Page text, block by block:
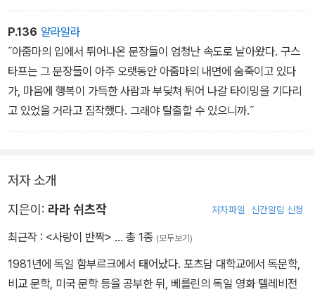
“에릭, 당신은 지나치게 경직된 데다 뻣뻣해. 나는 다시 춤을 추고 싶
다고!”
급기야 엄마는 어제저녁에 이렇게 고함을 질렀다.
“그게 뭐가 어려워? 나랑 같이 춤추러 가.”
아빠가 다급하게 대꾸하자 엄마가 다시 목소리를 높였다.
았다. 엄마가 안방 문을 휙 열어젖히고 나가서 부엌문을 세차게 여닫
는 소리만 들려올 뿐이었다.
그때 구스타프는 생각지도 못한 행동을 했다. 나중에야 자기가 왜 그
랬는지 의아하게 여겼지만 정작 그 순간에는 아무 생각이 없었다. 먼
저 등을 쭉 펴고 공기를 크게 들이마셨다. 공기가 배 안에서 퍼지는 게
느껴지는 순간, 욘테와 엘리아스 쪽으로 고개를 돌리고서 번개처럼
빠르게 입을 열었다. 그때 터져 나온 것은 평범한 트림이 아니었다. 그
야말로 사자가 포효하는 소리였다. 구스타프의 입에서 나온, 엄청나
노려보았다. 문도 이마를 유리창에서 떼고 구스타프를 바라보았다.
구스타프의 포효가 멋지다고 생각하는지 어떤지는 알 수 없었다. 하
느낄 수 있었다.
(중략)
내릴 정류장이 가까워졌는지 문이 스케이트보드와 종이 상자를 들고
여기에서 만나기로 약속을 하지 않았나? 아니, 그건 약속이 아니었던
걸까?
잠시 후, 마침내 문이 나타났다. 그러자 무척 이상한 일이 벌어졌다.
조금 전까지만 해도 구스타프의 몸 안에서 휘몰아치던 폭풍이 순식간
에 멎어 버렸다. 분노도 희미해졌다. 귓전에서 쟁쟁거리며 울리던 ‘너,
걔한테 관심 있어? 아니면 좋아해?’ 하고 묻던 리네의 말도 사라져 버
렸다. 그 말이 울릴 때마다 얼굴에 피어오르던 열기도 식었다.
지럽게 만들었다.
(중략)
에 나란히 앉았다. 서로의 티셔츠가 닿을 정도로 가까웠다. 부드러운
바람이 문의 온기와 체취를 구스타프에게로 날랐다. 선크림, 감자튀
김, 마요네즈, 옐라 아줌마의 냄새가 뒤섞여 있었다. 그 가운데 오로지
P.136 얄라알라
˝아줌마의 입에서 튀어나온 문장들이 엄청난 속도로 날아왔다. 구스
타프는 그 문장들이 아주 오랫동안 아줌마의 내면에 숨죽이고 있다
가, 마음에 행복이 가득한 사람과 부딪쳐 튀어 나갈 타이밍을 기다리
고 있었을 거라고 짐작했다. 그래야 탈출할 수 있으니까.˝
저자 소개
지은이: 라라 쉬츠작 저자파일 신간알림 신청
최근작 : <사랑이 반짝> … 총 1종 (모두보기)
1981년에 독일 함부르크에서 태어났다. 포츠담 대학교에서 독문학,
비교 문학, 미국 문학 등을 공부한 뒤, 베를린의 독일 영화 텔레비전